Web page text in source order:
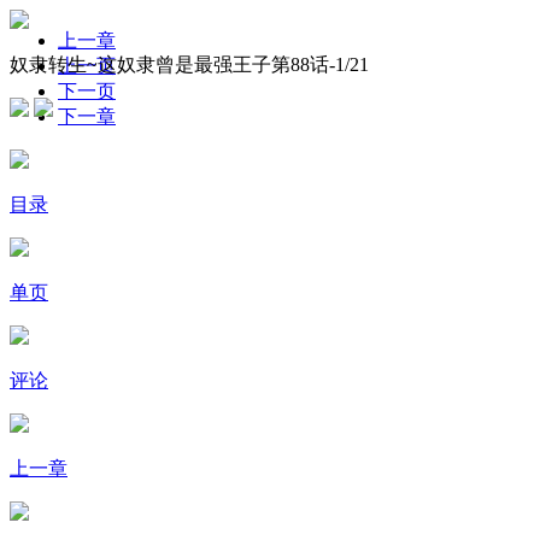
奴隶转生~这奴隶曾是最强王子第88话-1/21
上一章
上一页
下一页
下一章
目录
单页
评论
上一章